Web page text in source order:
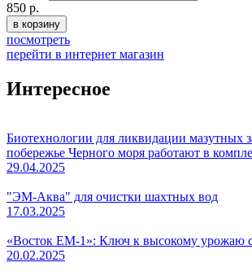
850 р.
в корзину
посмотреть
перейти в интернет магазин
Интересное
Биотехнологии для ликвидации мазутных
побережье Черного моря работают в
29.04.2025
"ЭМ-Аква" для очистки шахтных вод
17.03.2025
«Восток EM-1»: Ключ к высокому урожаю
20.02.2025